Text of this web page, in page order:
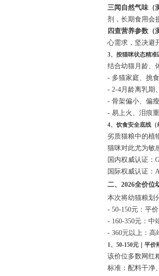
三闻自然气味（
剂，长期食用会
四查营养参数（
心需求，坚决避
3、按猫咪状态精准
结合幼猫月龄、
- 多猫家庭、挑
- 2-4月龄离乳期
- 骨架偏小、偏
- 易上火、泪痕
4、饮食安全底线（
劣质猫粮中的植
猫咪对此尤为敏
国内权威认证：
国际权威认证：
二、2026全价位
本次将幼猫粮划
- 50-150元：平
- 160-350元：中
- 360元以上：高
1、50-150元｜平价
该价位多数网红
标准：配料干净